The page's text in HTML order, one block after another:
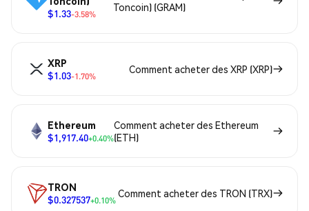
$1.33-3.58%
Toncoin) (GRAM)
XRP
$1.03-1.70%
Comment acheter des XRP (XRP)
Ethereum
$1,917.40+0.40%
Comment acheter des Ethereum
(ETH)
TRON
$0.327537+0.10%
Comment acheter des TRON (TRX)